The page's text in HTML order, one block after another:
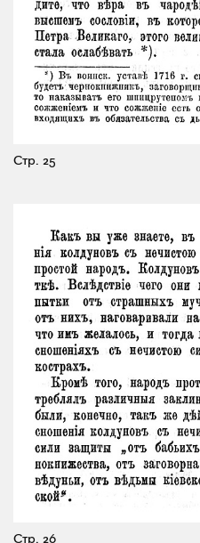
Стр. 25
Стр. 26